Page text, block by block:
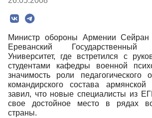
Министр обороны Армении Сейран
Ереванский Государственный
Университет, где встретился с
студентами кафедры военной
значимость роли педагогического
командирского состава
завил, что новые специалисты из
свое достойное место в рядах
страны.